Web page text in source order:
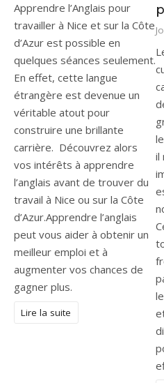
Apprendre l’Anglais pour
travailler à Nice et sur la Côte
d’Azur est possible en
quelques séances seulement.
En effet, cette langue
étrangère est devenue un
véritable atout pour
construire une brillante
carrière. Découvrez alors
vos intérêts à apprendre
l’anglais avant de trouver du
travail à Nice ou sur la Côte
d’Azur.Apprendre l’anglais
peut vous aider à obtenir un
meilleur emploi et à
augmenter vos chances de
gagner plus.
Lire la suite
il